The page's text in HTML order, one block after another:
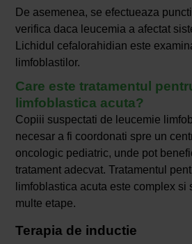
De asemenea, se efectueaza
verifica daca leucemia a afectat
Lichidul cefalorahidian este
limfoblastilor.
Care este tratamentul
limfoblastica acuta?
Copiii suspectati de leucemie
necesar a fi coordonati spre un
oncologic pediatric, unde pot
tratament adecvat. Tratamentul
limfoblastica acuta este complex si
multe etape.
Terapia de inductie